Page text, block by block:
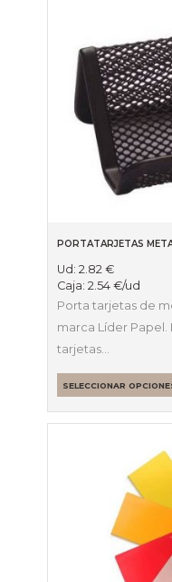
PORTATARJETAS
Ud:2.82€
Caja:2.54€/ud
Porta tarjetas de
marca Líder Papel.
tarjetas…
SELECCIONAR